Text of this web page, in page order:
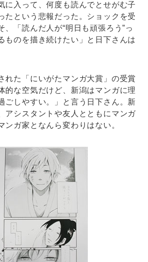
に入って、何度も読んでとせがむ子
たという悲報だった。ショックを受
、「読んだ人が“明日も頑張ろう”っ
ものを描き続けたい」と日下さんは
れた「にいがたマンガ大賞」の受賞
的な空気だけど、新潟はマンガに理
ごしやすい。」と言う日下さん。新
アシスタントや友人とともにマンガ
ンガ家となんら変わりはない。